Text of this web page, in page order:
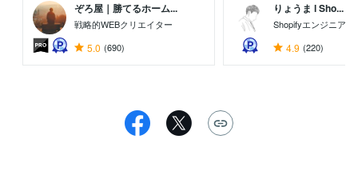
ぞろ屋｜勝てるホーム...
戦略的WEBクリエイター
5.0 (690)
りょうま l Sho...
Shopifyエンジニア
4.9 (220)